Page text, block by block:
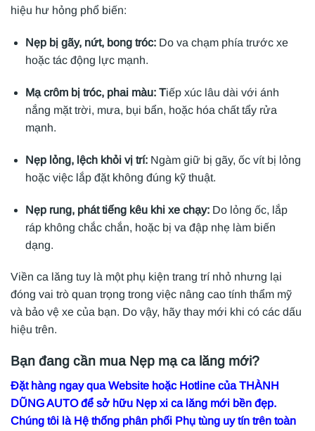
hiệu hư hỏng phổ biến:
Nẹp bị gãy, nứt, bong tróc: Do va chạm phía trước xe
hoặc tác động lực mạnh.
Mạ crôm bị tróc, phai màu: Tiếp xúc lâu dài với ánh
nắng mặt trời, mưa, bụi bẩn, hoặc hóa chất tẩy rửa
mạnh.
Nẹp lỏng, lệch khỏi vị trí: Ngàm giữ bị gãy, ốc vít bị lỏng
hoặc việc lắp đặt không đúng kỹ thuật.
Nẹp rung, phát tiếng kêu khi xe chạy: Do lỏng ốc, lắp
ráp không chắc chắn, hoặc bị va đập nhẹ làm biến
dạng.
Viền ca lăng tuy là một phụ kiện trang trí nhỏ nhưng lại
đóng vai trò quan trọng trong việc nâng cao tính thẩm mỹ
và bảo vệ xe của bạn. Do vậy, hãy thay mới khi có các dấu
hiệu trên.
Bạn đang cần mua Nẹp mạ ca lăng mới?
Đặt hàng ngay qua Website hoặc Hotline của THÀNH
DŨNG AUTO để sở hữu Nẹp xi ca lăng mới bền đẹp.
Chúng tôi là Hệ thống phân phối Phụ tùng uy tín trên toàn